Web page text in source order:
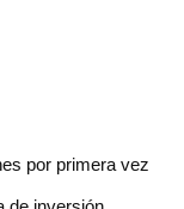
por primera vez